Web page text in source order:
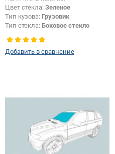
Цвет стекла: Зеленое
Тип кузова: Грузовик
Тип стекла: Боковое стекло
Добавить в сравнение